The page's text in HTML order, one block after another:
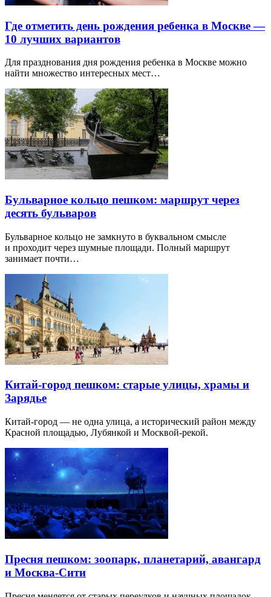
Где отметить день рождения ребенка в Москве —
10 лучших вариантов
Для празднования дня рождения ребенка в Москве можно
найти множество интересных мест…
Бульварное кольцо пешком: маршрут через
десять бульваров
Бульварное кольцо не замкнуто в буквальном смысле
и проходит через шумные площади. Полный маршрут
занимает почти…
Китай-город пешком: старые улицы, храмы и
Зарядье
Китай-город — не одна улица, а исторический район между
Красной площадью, Лубянкой и Москвой-рекой.
Пресня пешком: зоопарк, планетарий, авангард
и Москва-Сити